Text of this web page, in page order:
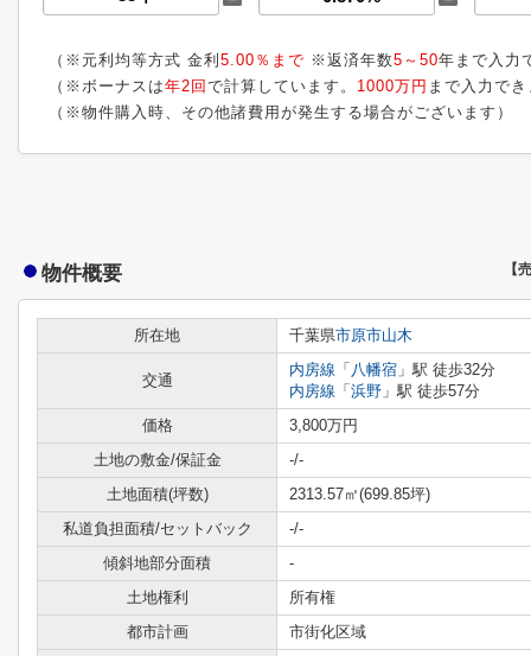
（※元利均等方式 金利 5.00％まで ※返済年数5～50年まで入力
（※ボーナスは年2回 で計算しています。 1000万円 まで入力で
（※物件購入時、その他諸費用が発生する場合がございます）
物件概要 【
所在地 千葉県市原市山木
交通
内房線 「 八幡宿 」駅 徒歩32分
内房線 「 浜野 」駅 徒歩57分
価格
3,800万円
土地の敷金/保証金
-/-
土地面積(坪数)
2313.57㎡(699.85坪)
私道負担面積/セットバック
-/-
傾斜地部分面積
-
土地権利
所有権
都市計画
市街化区域